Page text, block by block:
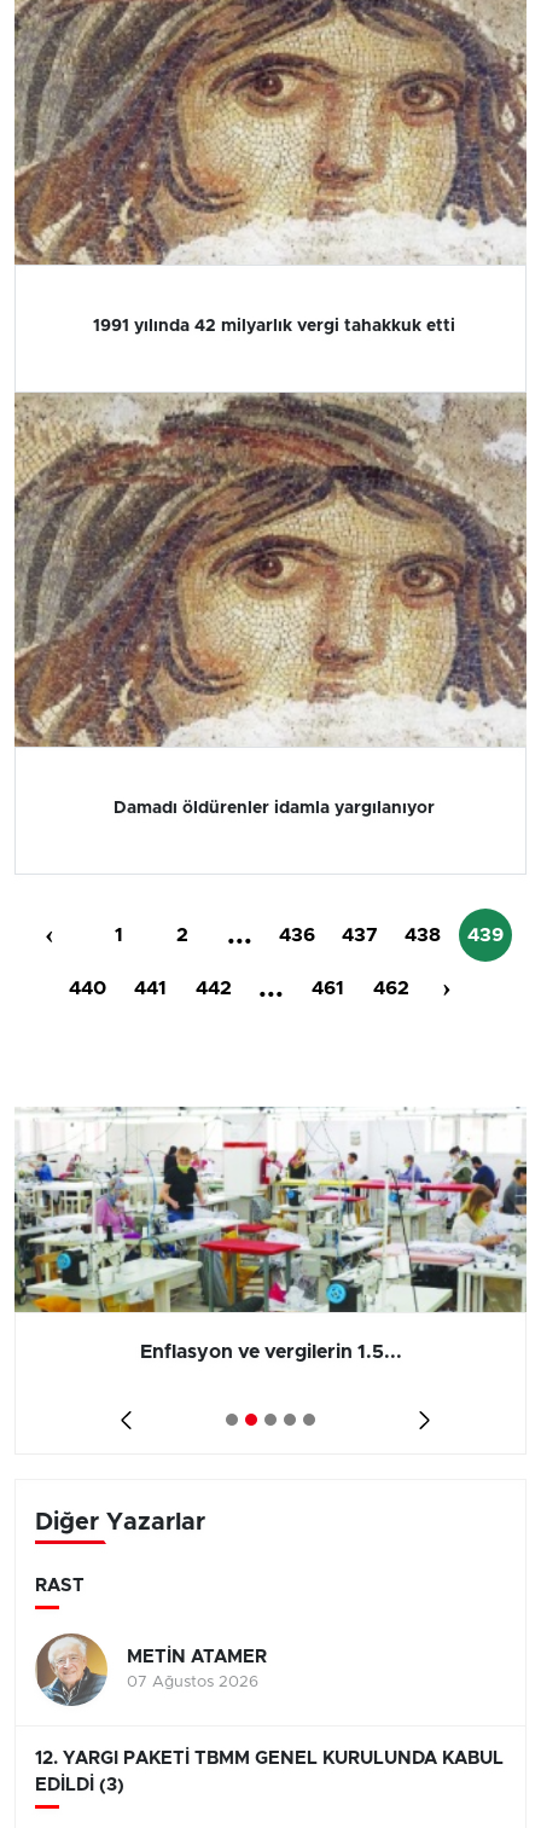
1991 yılında 42 milyarlık vergi tahakkuk etti
Damadı öldürenler idamla yargılanıyor
‹ 1 2 ... 436 437 438 439
440 441 442 ... 461 462 ›
Barış yatırımı, üretimi ve...
Diğer Yazarlar
RAST
METİN ATAMER
07 Ağustos 2026
12. YARGI PAKETİ TBMM GENEL KURULUNDA KABUL
EDİLDİ (3)